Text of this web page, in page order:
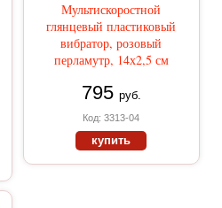
Мультискоростной
глянцевый пластиковый
вибратор, розовый
перламутр, 14х2,5 см
795 руб.
Код: 3313-04
купить